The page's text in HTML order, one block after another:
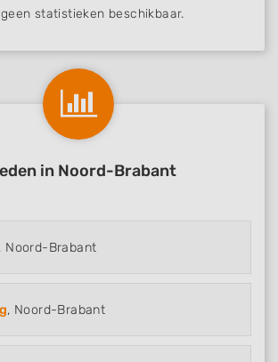
statistieken beschikbaar.
in Noord-Brabant
, Noord-Brabant
, Noord-Brabant